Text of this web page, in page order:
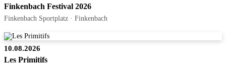
Finkenbach Festival 2026
Finkenbach Sportplatz · Finkenbach
10.08.2026
Les Primitifs